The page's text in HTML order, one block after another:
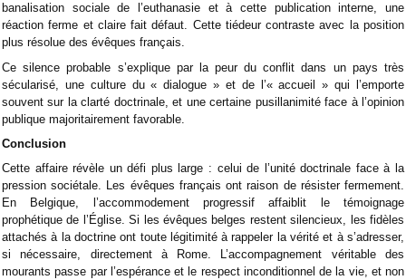
banalisation sociale de l’euthanasie et à cette publication interne, une
réaction ferme et claire fait défaut. Cette tiédeur contraste avec la position
plus résolue des évêques français.
Ce silence probable s’explique par la peur du conflit dans un pays très
sécularisé, une culture du « dialogue » et de l’« accueil » qui l’emporte
souvent sur la clarté doctrinale, et une certaine pusillanimité face à l’opinion
publique majoritairement favorable.
Conclusion
Cette affaire révèle un défi plus large : celui de l’unité doctrinale face à la
pression sociétale. Les évêques français ont raison de résister fermement.
En Belgique, l’accommodement progressif affaiblit le témoignage
prophétique de l’Église. Si les évêques belges restent silencieux, les fidèles
attachés à la doctrine ont toute légitimité à rappeler la vérité et à s’adresser,
si nécessaire, directement à Rome. L’accompagnement véritable des
mourants passe par l’espérance et le respect inconditionnel de la vie, et non